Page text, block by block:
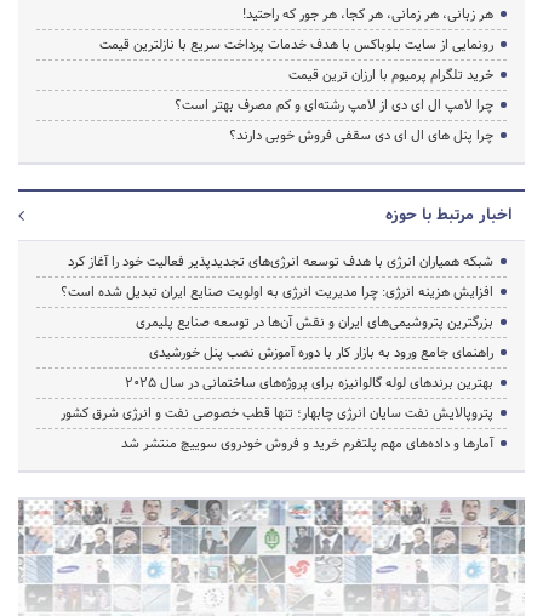
هر زبانی، هر زمانی، هر کجا، هر جور که راحتید!
رونمایی از سایت بلوباکس با هدف خدمات پرداخت سریع با نازلترین قیمت
خرید تلگرام پرمیوم با ارزان ترین قیمت
چرا لامپ ال ای دی از لامپ رشته‌ای و کم مصرف بهتر است؟
چرا پنل های ال ای دی سقفی فروش خوبی دارند؟
اخبار مرتبط با حوزه
شبکه همیاران انرژی با هدف توسعه انرژی‌های تجدیدپذیر فعالیت خود را آغاز کرد
افزایش هزینه انرژی: چرا مدیریت انرژی به اولویت صنایع ایران تبدیل شده است؟
بزرگترین پتروشیمی‌های ایران و نقش آن‌ها در توسعه صنایع پلیمری
راهنمای جامع ورود به بازار کار با دوره آموزش نصب پنل خورشیدی
بهترین برندهای لوله گالوانیزه برای پروژه‌های ساختمانی در سال ۲۰۲۵
پتروپالایش نفت سایان انرژی چابهار؛ تنها قطب خصوصی نفت و انرژی شرق کشور
آمارها و داده‌های مهم پلتفرم خرید و فروش خودروی سوییچ منتشر شد